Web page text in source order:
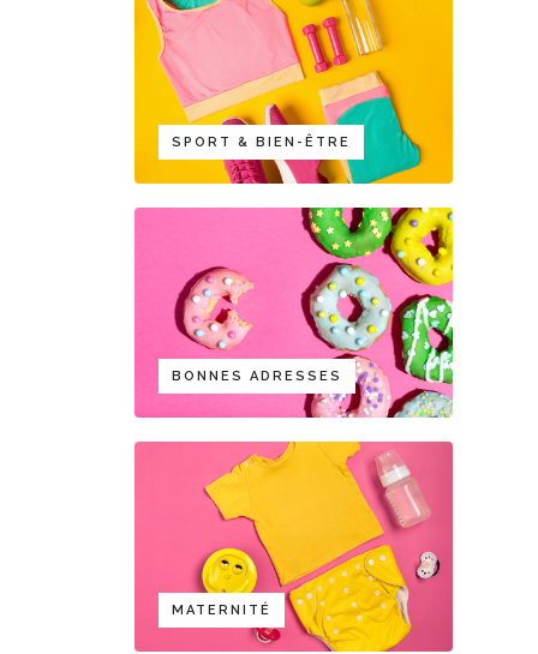
SPORT & BIEN-ÊTRE
BONNES ADRESSES
MATERNITÉ